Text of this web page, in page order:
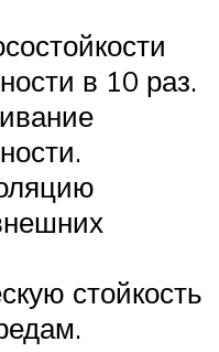
в 10 раз.
стойкость